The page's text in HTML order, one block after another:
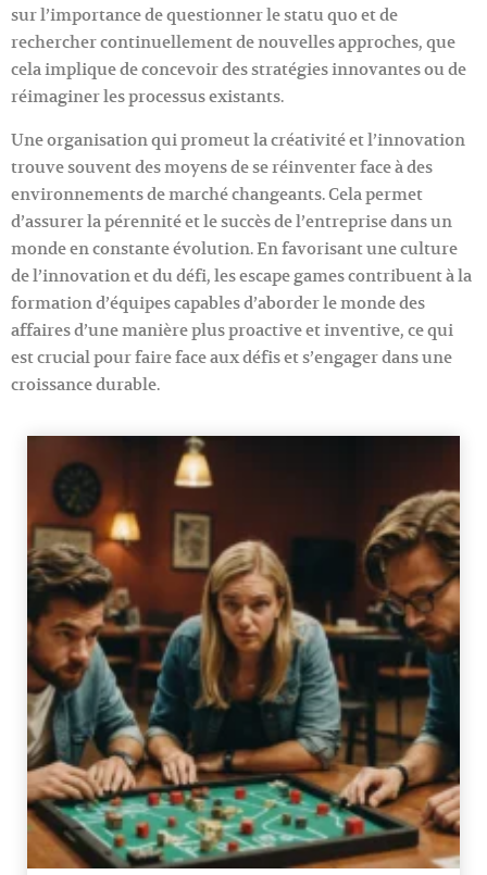
sur l’importance de questionner le statu quo et de
rechercher continuellement de nouvelles approches, que
cela implique de concevoir des stratégies innovantes ou de
réimaginer les processus existants.
Une organisation qui promeut la créativité et l’innovation
trouve souvent des moyens de se réinventer face à des
environnements de marché changeants. Cela permet
d’assurer la pérennité et le succès de l’entreprise dans un
monde en constante évolution. En favorisant une culture
de l’innovation et du défi, les escape games contribuent à la
formation d’équipes capables d’aborder le monde des
affaires d’une manière plus proactive et inventive, ce qui
est crucial pour faire face aux défis et s’engager dans une
croissance durable.